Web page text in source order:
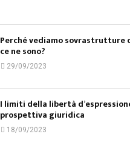
Perché vediamo sovrastrutture
ce ne sono?
29/09/2023
I limiti della libertà
prospettiva giuridica
18/09/2023